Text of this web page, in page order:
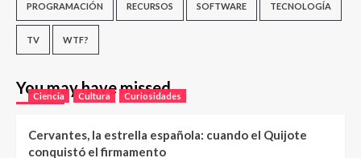
PROGRAMACIÓN RECURSOS SOFTWARE TECNOLOGÍA
TV WTF?
You may have missed
Ciencia Cultura Curiosidades
Cervantes, la estrella española: cuando el Quijote
conquistó el firmamento